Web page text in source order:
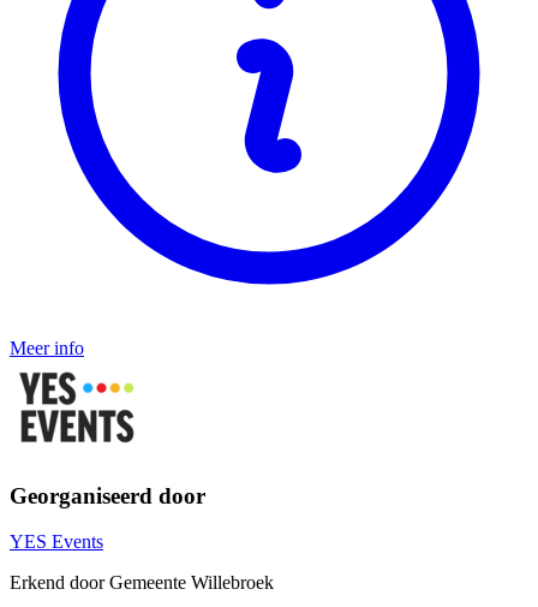
Meer info
Georganiseerd door
YES Events
Erkend door Gemeente Willebroek